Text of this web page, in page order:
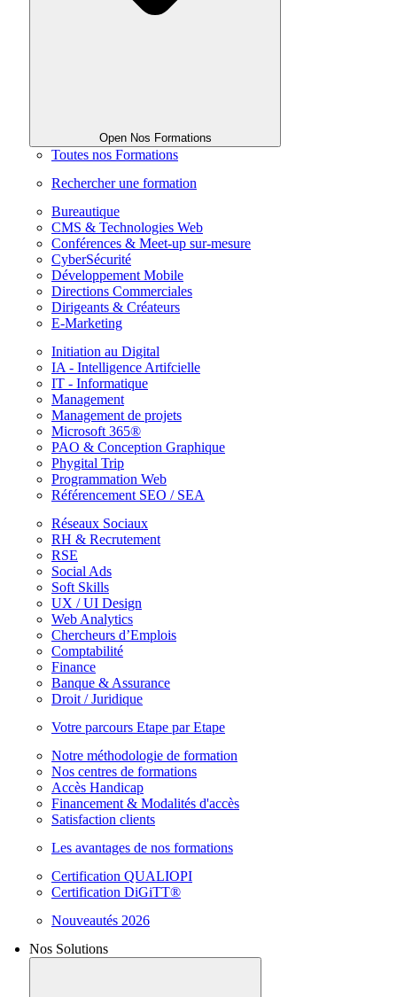
Open Nos Formations
Toutes nos Formations
Rechercher une formation
Bureautique
CMS & Technologies Web
Conférences & Meet-up sur-mesure
CyberSécurité
Développement Mobile
Directions Commerciales
Dirigeants & Créateurs
E-Marketing
Initiation au Digital
IA - Intelligence Artifcielle
IT - Informatique
Management
Management de projets
Microsoft 365®
PAO & Conception Graphique
Phygital Trip
Programmation Web
Référencement SEO / SEA
Réseaux Sociaux
RH & Recrutement
RSE
Social Ads
Soft Skills
UX / UI Design
Web Analytics
Chercheurs d’Emplois
Comptabilité
Finance
Banque & Assurance
Droit / Juridique
Votre parcours Etape par Etape
Notre méthodologie de formation
Nos centres de formations
Accès Handicap
Financement & Modalités d'accès
Satisfaction clients
Les avantages de nos formations
Certification QUALIOPI
Certification DiGiTT®
Nouveautés 2026
Nos Solutions